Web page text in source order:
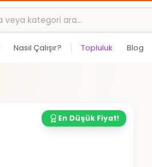
Nasıl Çalışır? Topluluk Blog
En Düşük Fiyat!